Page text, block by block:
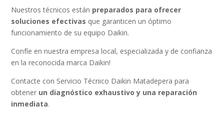
Nuestros técnicos están preparados para ofrecer
soluciones efectivas que garanticen un óptimo
funcionamiento de su equipo Daikin.
Confíe en nuestra empresa local, especializada y de confianza
en la reconocida marca Daikin!
Contacte con Servicio Técnico Daikin Matadepera para
obtener un diagnóstico exhaustivo y una reparación
inmediata.